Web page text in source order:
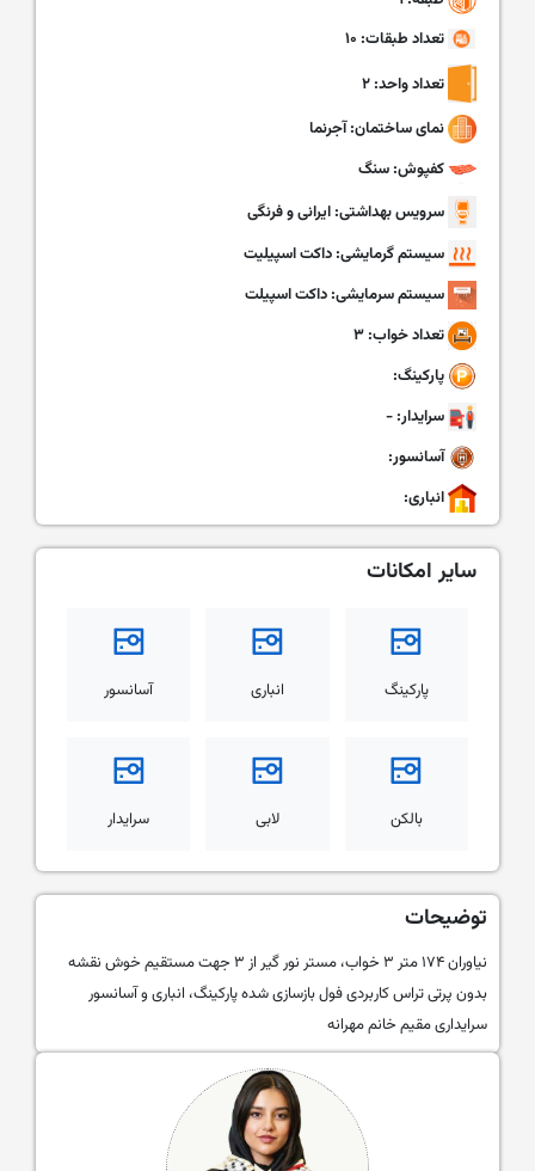
تعداد طبقات: ۱۰
تعداد واحد: ۲
نمای ساختمان: آجرنما
کفپوش: سنگ
سرویس بهداشتی: ایرانی و فرنگی
سیستم گرمایشی: داکت اسپیلیت
سیستم سرمایشی: داکت اسپیلت
تعداد خواب: ۳
پارکینگ:
سرایدار: -
آسانسور:
انباری:
سایر امکانات
پارکینگ انباری آسانسور
بالکن لابی سرایدار
توضیحات
نیاوران ۱۷۴ متر ۳ خواب، مستر نور گیر از ۳ جهت مستقیم خوش نقشه
بدون پرتی تراس کاربردی فول بازسازی شده پارکینگ، انباری و آسانسور
سرایداری مقیم خانم مهرانه